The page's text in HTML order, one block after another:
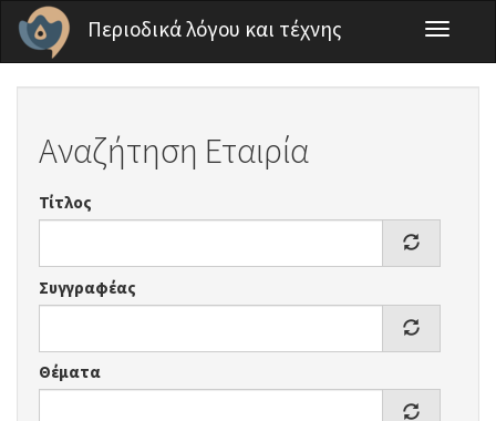
Παράκαμψη προς το κυρίως περιεχόμενο
Περιοδικά λόγου και τέχνης
Toggle
Αναζήτηση Εταιρία
Τίτλος
Συγγραφέας
Θέματα